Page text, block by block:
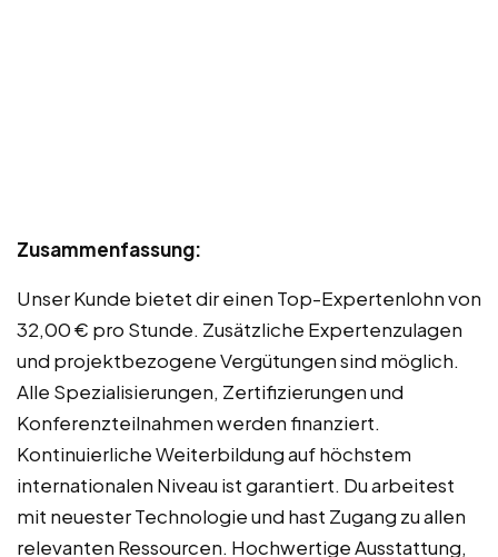
Zusammenfassung:
Unser Kunde bietet dir einen Top-Expertenlohn von
32,00 € pro Stunde. Zusätzliche Expertenzulagen
und projektbezogene Vergütungen sind möglich.
Alle Spezialisierungen, Zertifizierungen und
Konferenzteilnahmen werden finanziert.
Kontinuierliche Weiterbildung auf höchstem
internationalen Niveau ist garantiert. Du arbeitest
mit neuester Technologie und hast Zugang zu allen
relevanten Ressourcen. Hochwertige Ausstattung,